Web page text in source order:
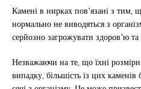
Камені в нирках пов’язані з тим,
нормально не виводяться з
серйозно загрожувати здоров’ю
Незважаючи на те, що їхні
випадку, більшість із цих